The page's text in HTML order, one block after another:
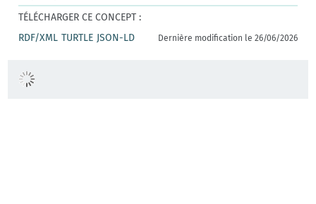
TÉLÉCHARGER CE CONCEPT :
RDF/XML TURTLE JSON-LD Dernière modification le 26/06/2026